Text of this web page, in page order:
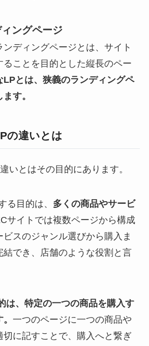
ィングページ
ディングページとは、サイト
ることを目的とした縦長のペー
LPとは、狭義のランディングペ
す。
の違いとは
いとはその目的にあります。
る目的は、 多くの商品やサービ
サイトでは複数ページから構成
ビスのジャンル選びから購入ま
結でき、店舗のような役割と言
は、特定の一つの商品を購入す
一つのページに一つの商品や
切に記すことで、購入へと繋ぎ